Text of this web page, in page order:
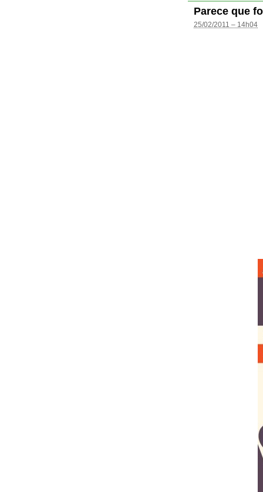
Parece que
25/02/2011 – 14h04